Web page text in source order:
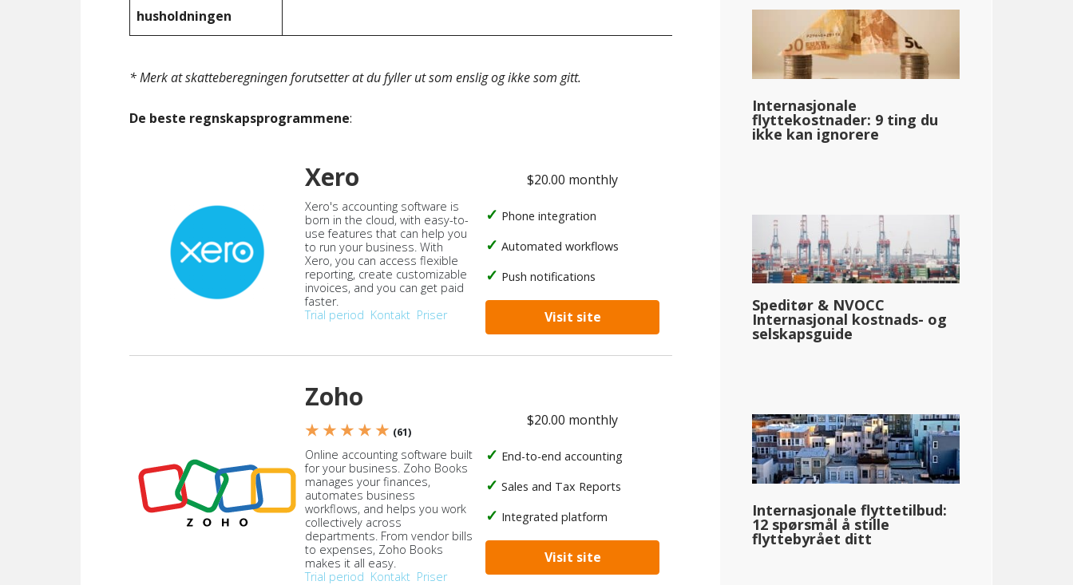
husholdningen
* Merk at skatteberegningen forutsetter at du fyller ut som enslig og ikke som gitt.
De beste regnskapsprogrammene:
Xero
Xero's accounting software is
born in the cloud, with easy-to-
use features that can help you
to run your business. With
Xero, you can access flexible
reporting, create customizable
invoices, and you can get paid
faster.
Trial period Kontakt Priser
$20.00 monthly
Phone integration
Automated workflows
Push notifications
Visit site
Zoho
★ ★ ★ ★ ★ (61)
Online accounting software built
for your business. Zoho Books
manages your finances,
automates business
workflows, and helps you work
collectively across
departments. From vendor bills
to expenses, Zoho Books
makes it all easy.
Trial period Kontakt Priser
$20.00 monthly
End-to-end accounting
Sales and Tax Reports
Integrated platform
Visit site
Internasjonale
flyttekostnader: 9 ting du
ikke kan ignorere
Speditør & NVOCC
Internasjonal kostnads- og
selskapsguide
Internasjonale flyttetilbud:
12 spørsmål å stille
flyttebyrået ditt